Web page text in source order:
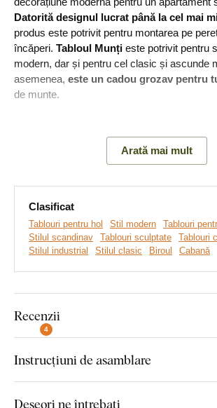
Datorită designul lucrat până la cel mai
produs este potrivit pentru montarea pe
încăperi. Tabloul Munți este potrivit pentru
modern, dar și pentru cel clasic și ascunde
asemenea, este un cadou grozav pentru
de munte.
Principalele avantaje ale
Material din lemn de 3 mm grosime
Alegerea diferitelor decoruri
Tabloul creează un efect 3D
Montaj pe care îl poate
Arată mai mult
Clasificat
Tablouri pentru hol Stil modern
Tablouri
Stilul scandinav
Tablouri sculptate
Tablouri
Stilul industrial
Stilul clasic Biroul Cabană
Recenzii
4
Instrucțiuni de asamblare
Deseori ne întrebați